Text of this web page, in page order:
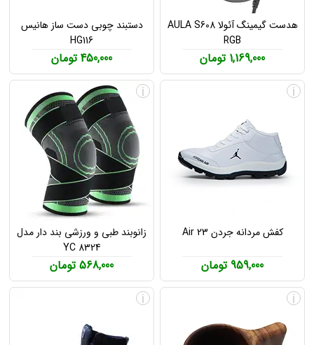
هدست گیمینگ آئولا AULA S608
RGB
1,169,000 تومان
دستبند چوبی دست ساز هانیس
HG116
450,000 تومان
کفش مردانه جردن Air 23
959,000 تومان
i
زانوبند طبی و ورزشی بند دار مدل
YC 8324
568,000 تومان
i
i
i